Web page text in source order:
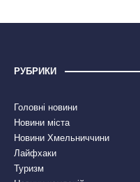
РУБРИКИ
Головні новини
Новини міста
Новини Хмельниччини
Лайфхаки
Туризм